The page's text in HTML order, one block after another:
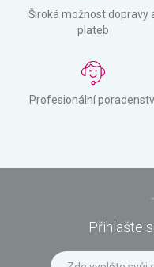
Široká možnost dopravy
plateb
Profesionální
Přihlašte